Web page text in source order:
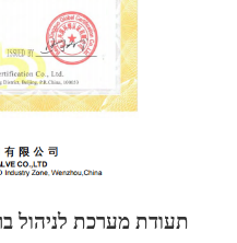
תעודת מערכת לניהול